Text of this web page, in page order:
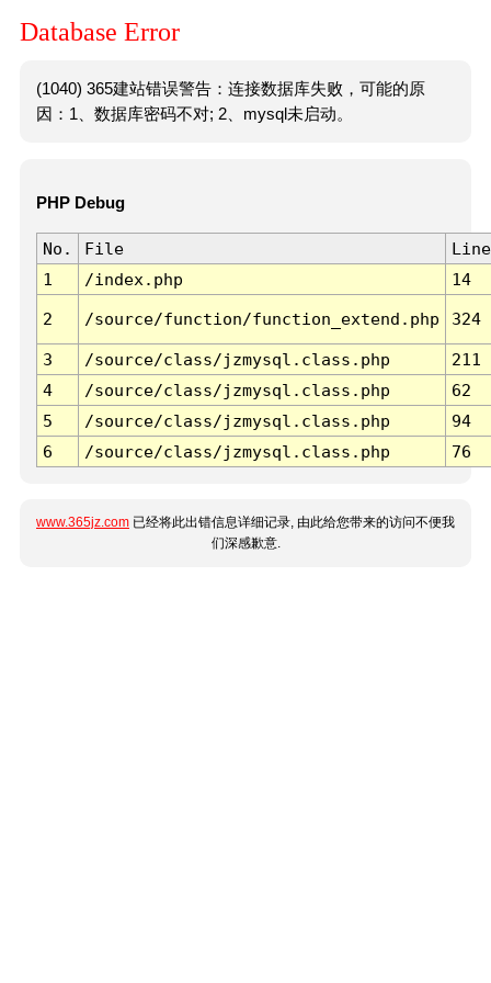
Database Error
(1040) 365建站错误警告：连接数据库失败，可能的原
因：1、数据库密码不对; 2、mysql未启动。
PHP Debug
No. File
Line
1
/index.php 14
2 /source/function/function_extend.php 324
3 /source/class/jzmysql.class.php
211
4
/source/class/jzmysql.class.php
62
5
/source/class/jzmysql.class.php
94
6
/source/class/jzmysql.class.php 76
www.365jz.com 已经将此出错信息详细记录, 由此给您带来的访问不便我
们深感歉意.